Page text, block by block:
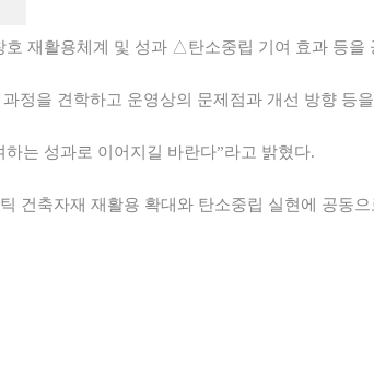
재활용체계 및 성과 △탄소중립 기여 효과 등을
정을 견학하고 운영상의 문제점과 개선 방향 등
는 성과로 이어지길 바란다”라고 밝혔다.
건축자재 재활용 확대와 탄소중립 실현에 공동